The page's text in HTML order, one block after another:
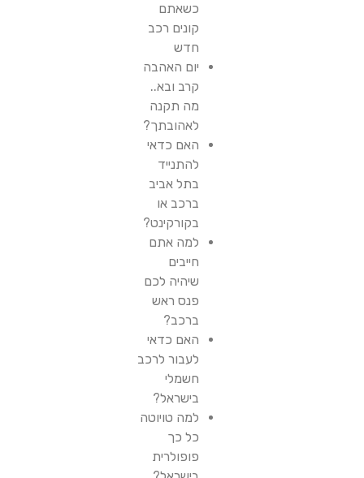
כשאתם
קונים רכב
חדש
יום האהבה
קרב ובא..
מה תקנה
לאהובתך?
האם כדאי
להתנייד
בתל אביב
ברכב או
בקורקינט?
למה אתם
חייבים
שיהיה לכם
פנס ראש
ברכב?
האם כדאי
לעבור לרכב
חשמלי
בישראל?
למה טויוטה
כל כך
פופולרית